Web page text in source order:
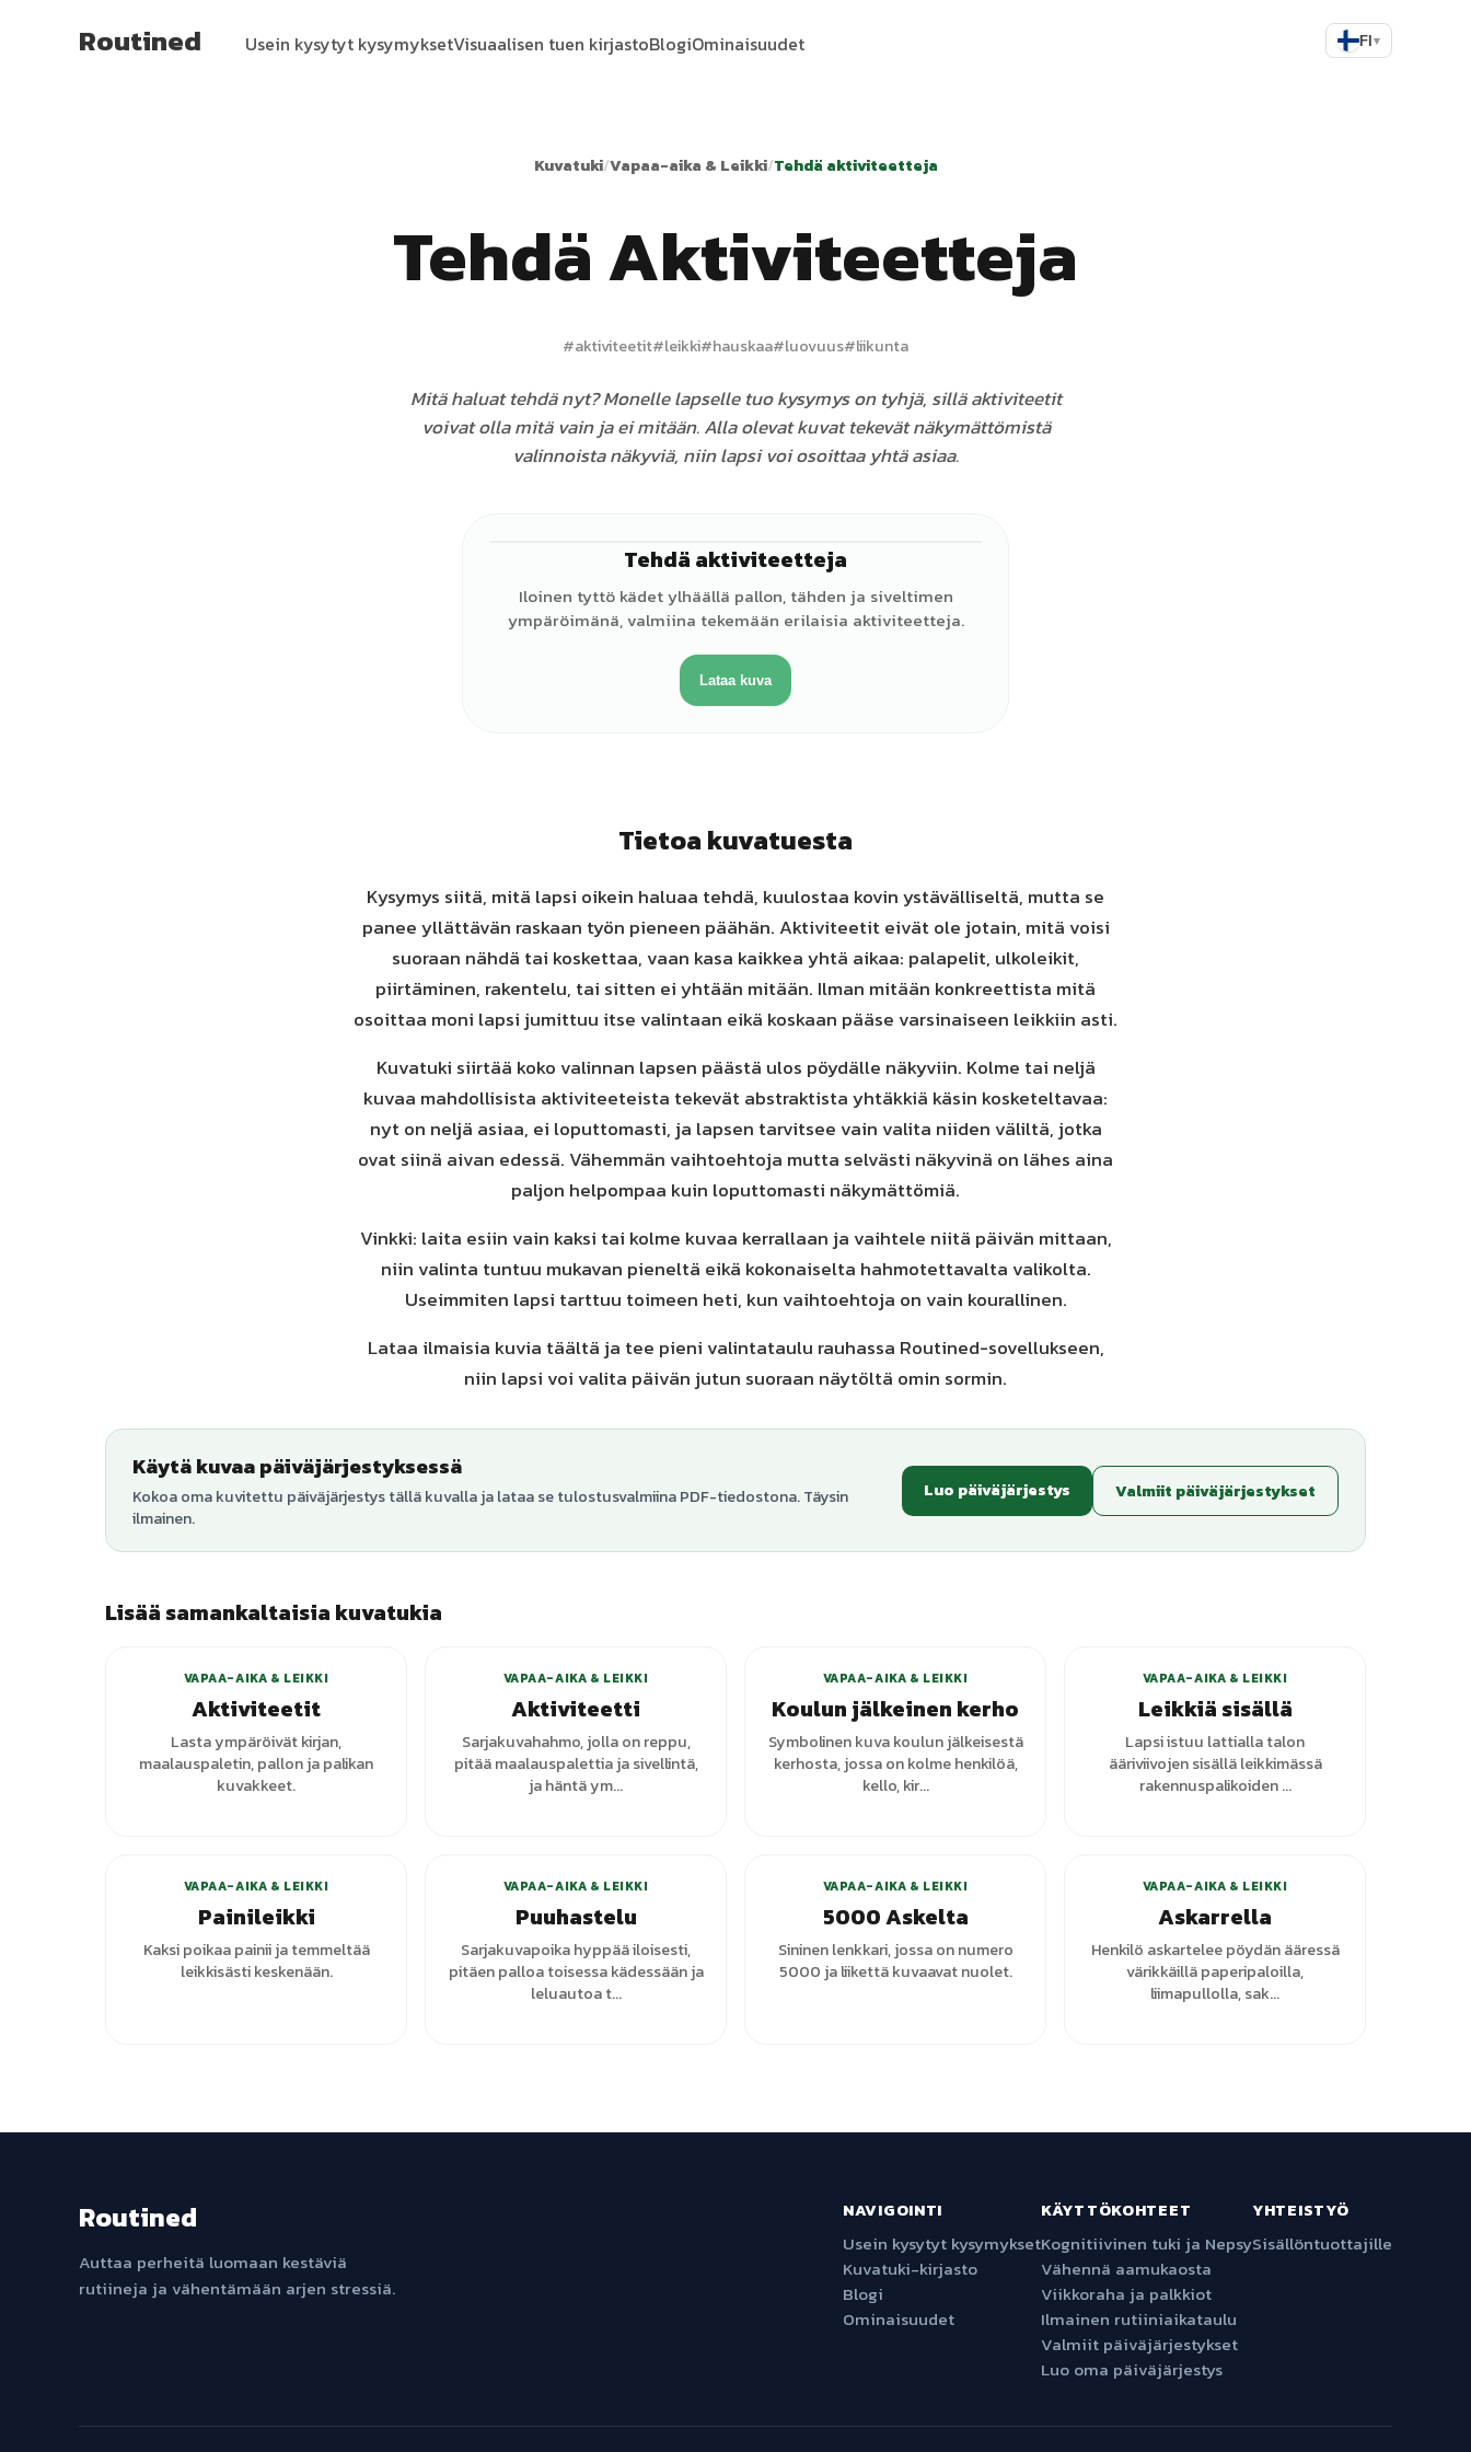
Routined Usein kysytyt kysymyksetVisuaalisen tuen kirjastoBlogiOminaisuudet FI▾
Kuvatuki/Vapaa-aika & Leikki/Tehdä aktiviteetteja
Tehdä Aktiviteetteja
#aktiviteetit#leikki#hauskaa#luovuus#liikunta
Mitä haluat tehdä nyt? Monelle lapselle tuo kysymys on tyhjä, sillä aktiviteetit
voivat olla mitä vain ja ei mitään. Alla olevat kuvat tekevät näkymättömistä
valinnoista näkyviä, niin lapsi voi osoittaa yhtä asiaa.
Tehdä aktiviteetteja
Iloinen tyttö kädet ylhäällä pallon, tähden ja siveltimen
ympäröimänä, valmiina tekemään erilaisia aktiviteetteja.
Lataa kuva
Tietoa kuvatuesta
Kysymys siitä, mitä lapsi oikein haluaa tehdä, kuulostaa kovin ystävälliseltä, mutta se
panee yllättävän raskaan työn pieneen päähän. Aktiviteetit eivät ole jotain, mitä voisi
suoraan nähdä tai koskettaa, vaan kasa kaikkea yhtä aikaa: palapelit, ulkoleikit,
piirtäminen, rakentelu, tai sitten ei yhtään mitään. Ilman mitään konkreettista mitä
osoittaa moni lapsi jumittuu itse valintaan eikä koskaan pääse varsinaiseen leikkiin asti.
Kuvatuki siirtää koko valinnan lapsen päästä ulos pöydälle näkyviin. Kolme tai neljä
kuvaa mahdollisista aktiviteeteista tekevät abstraktista yhtäkkiä käsin kosketeltavaa:
nyt on neljä asiaa, ei loputtomasti, ja lapsen tarvitsee vain valita niiden väliltä, jotka
ovat siinä aivan edessä. Vähemmän vaihtoehtoja mutta selvästi näkyvinä on lähes aina
paljon helpompaa kuin loputtomasti näkymättömiä.
Vinkki: laita esiin vain kaksi tai kolme kuvaa kerrallaan ja vaihtele niitä päivän mittaan,
niin valinta tuntuu mukavan pieneltä eikä kokonaiselta hahmotettavalta valikolta.
Useimmiten lapsi tarttuu toimeen heti, kun vaihtoehtoja on vain kourallinen.
Lataa ilmaisia kuvia täältä ja tee pieni valintataulu rauhassa Routined-sovellukseen,
niin lapsi voi valita päivän jutun suoraan näytöltä omin sormin.
Käytä kuvaa päiväjärjestyksessä
Kokoa oma kuvitettu päiväjärjestys tällä kuvalla ja lataa se tulostusvalmiina PDF-tiedostona. Täysin
ilmainen.
Luo päiväjärjestys Valmiit päiväjärjestykset
Lisää samankaltaisia kuvatukia
+1varianttia
VAPAA-AIKA & LEIKKI
Aktiviteetit
Lasta ympäröivät kirjan,
maalauspaletin, pallon ja palikan
kuvakkeet.
VAPAA-AIKA & LEIKKI
Aktiviteetti
Sarjakuvahahmo, jolla on reppu,
pitää maalauspalettia ja sivellintä,
ja häntä ym...
VAPAA-AIKA & LEIKKI
Koulun jälkeinen kerho
Symbolinen kuva koulun jälkeisestä
kerhosta, jossa on kolme henkilöä,
kello, kir...
VAPAA-AIKA & LEIKKI
Leikkiä sisällä
Lapsi istuu lattialla talon
ääriviivojen sisällä leikkimässä
rakennuspalikoiden ...
VAPAA-AIKA & LEIKKI
Painileikki
Kaksi poikaa painii ja temmeltää
leikkisästi keskenään.
VAPAA-AIKA & LEIKKI
Puuhastelu
Sarjakuvapoika hyppää iloisesti,
pitäen palloa toisessa kädessään ja
leluautoa t...
VAPAA-AIKA & LEIKKI
5000 Askelta
Sininen lenkkari, jossa on numero
5000 ja liikettä kuvaavat nuolet.
VAPAA-AIKA & LEIKKI
Askarrella
Henkilö askartelee pöydän ääressä
värikkäillä paperipaloilla,
liimapullolla, sak...
Routined
Auttaa perheitä luomaan kestäviä
rutiineja ja vähentämään arjen stressiä.
NAVIGOINTI
Usein kysytyt kysymykset
Kuvatuki-kirjasto
Blogi
Ominaisuudet
KÄYTTÖKOHTEET
Kognitiivinen tuki ja Nepsy
Vähennä aamukaosta
Viikkoraha ja palkkiot
Ilmainen rutiiniaikataulu
Valmiit päiväjärjestykset
Luo oma päiväjärjestys
YHTEISTYÖ
Sisällöntuottajille